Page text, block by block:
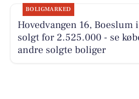
BOLIGMARKED
Hovedvangen 16, Boeslum
solgt for 2.525.000 - se
andre solgte boliger